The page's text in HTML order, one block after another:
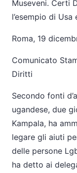
Museveni. Certi
l’esempio di Usa
Roma, 19
Comunicato
Diritti
Secondo fonti
ugandese, due
Kampala, ha
legare gli aiuti
delle persone
ha detto ai